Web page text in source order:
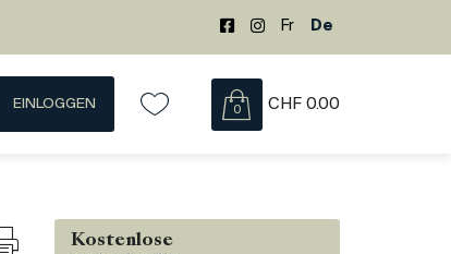
Fr De
EINLOGGEN 0 CHF 0.00
Kostenlose